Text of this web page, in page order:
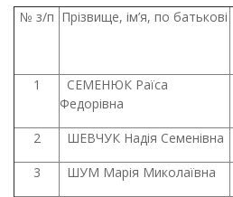
№ з/п Прізвище, ім’я, по батькові
1
СЕМЕНЮК Раїса
Федорівна
2 ШЕВЧУК Надія Семенівна
3
ШУМ Марія Миколаївна